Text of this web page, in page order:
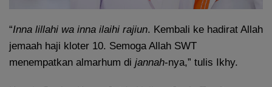
“Inna lillahi wa inna ilaihi rajiun. Kembali ke hadirat Allah
jemaah haji kloter 10. Semoga Allah SWT
menempatkan almarhum di jannah-nya,” tulis Ikhy.